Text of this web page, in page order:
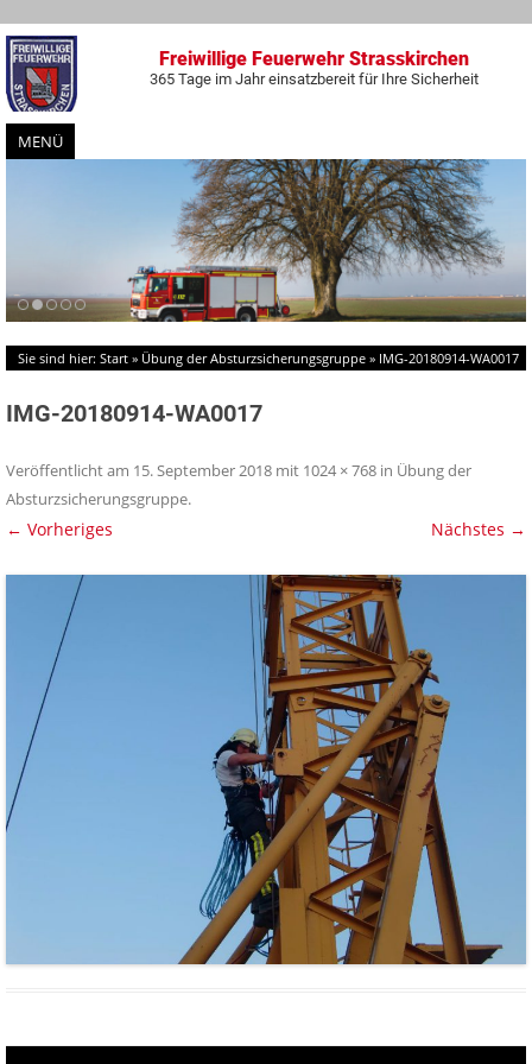
Freiwillige Feuerwehr Strasskirchen
365 Tage im Jahr einsatzbereit für Ihre Sicherheit
MENÜ
Zum
Inhalt
springen
Sie sind hier: Start » Übung der Absturzsicherungsgruppe » IMG-20180914-WA0017
IMG-20180914-WA0017
Veröffentlicht am 15. September 2018 mit 1024 × 768 in Übung der
Absturzsicherungsgruppe.
← Vorheriges Nächstes →